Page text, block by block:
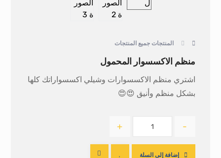
المنتجات جميع المنتجات
منظم الاكسسوار المحمول
اشتري منظم الاكسسوارات وشيلي اكسسواراتك كلها
بشكل منظم وأنيق 😍😍
-
+
إضافة إلى السلة